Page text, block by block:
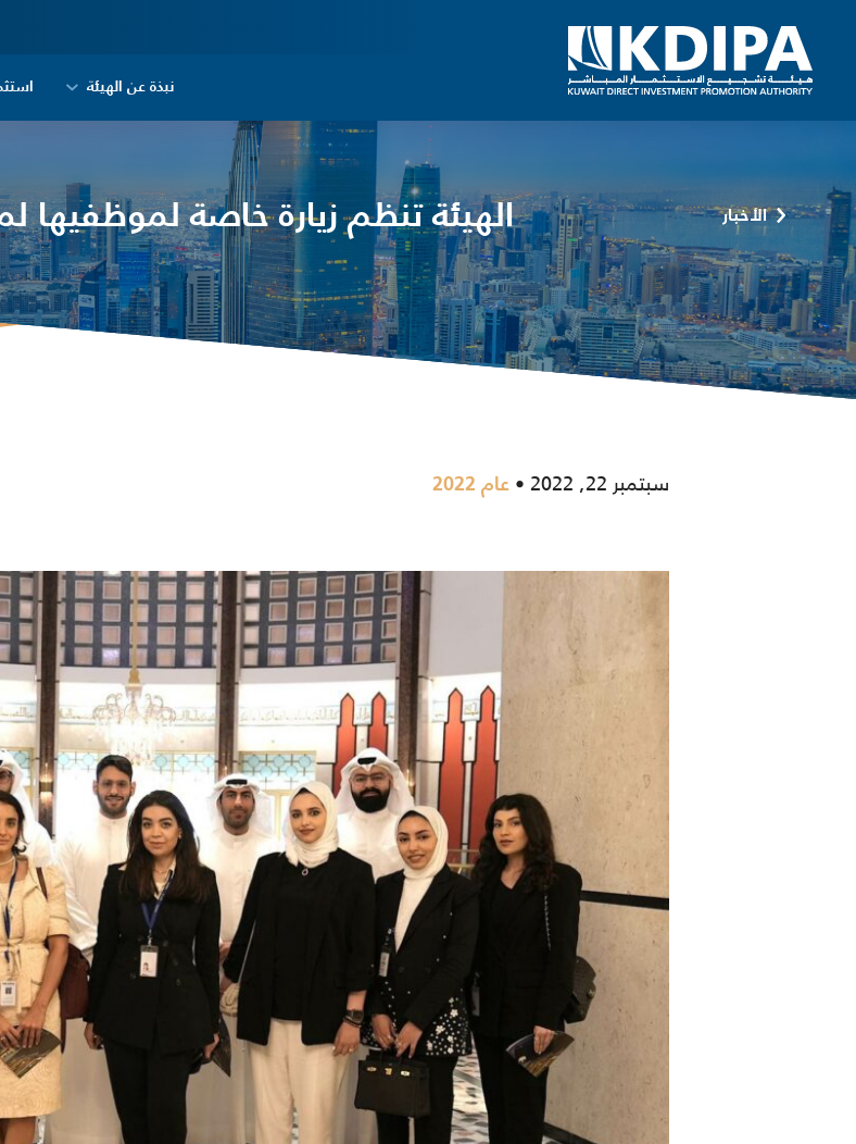
نبذة عن الهيئة
الهيئة تنظم زيارة خاصة الأخبار
سبتمبر 22, 2022 عام 2022